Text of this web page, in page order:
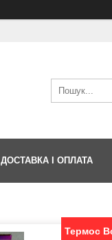
ДОСТАВКА І ОПЛАТА
Термос